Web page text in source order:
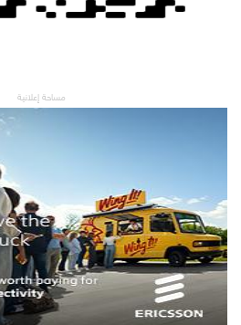
مساحة إعلانية